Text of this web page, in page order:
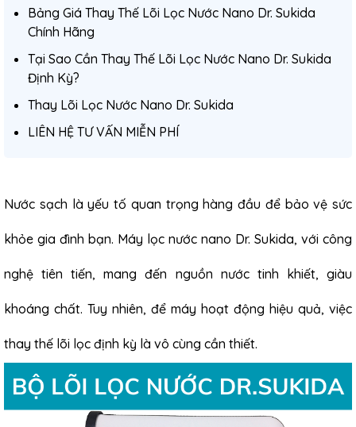
Bảng Giá Thay Thế Lõi Lọc Nước Nano Dr. Sukida
Chính Hãng
Tại Sao Cần Thay Thế Lõi Lọc Nước Nano Dr. Sukida
Định Kỳ?
Thay Lõi Lọc Nước Nano Dr. Sukida
LIÊN HỆ TƯ VẤN MIỄN PHÍ
Nước sạch là yếu tố quan trọng hàng đầu để bảo vệ sức
khỏe gia đình bạn. Máy lọc nước nano Dr. Sukida, với công
nghệ tiên tiến, mang đến nguồn nước tinh khiết, giàu
khoáng chất. Tuy nhiên, để máy hoạt động hiệu quả, việc
thay thế lõi lọc định kỳ là vô cùng cần thiết.